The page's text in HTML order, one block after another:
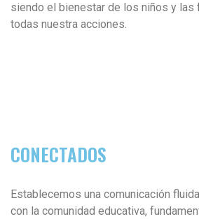
siendo el bienestar de los niños y
todas nuestra acciones.
CONECTADOS
Establecemos una comunicación
con la comunidad educativa,